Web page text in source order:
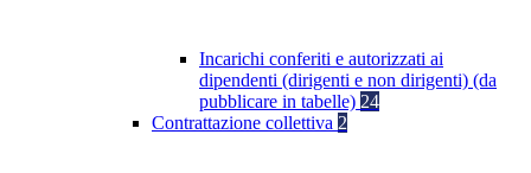
Incarichi conferiti e autorizzati ai
dipendenti (dirigenti e non dirigenti) (da
pubblicare in tabelle) 24
Contrattazione collettiva 2